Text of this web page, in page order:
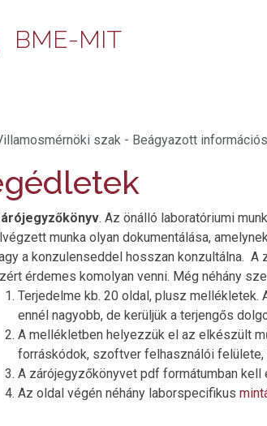
BME-MIT
szak - Beágyazott
. Az önálló laboratóriumi
munka olyan dokumentálása,
a konzulenseddel hosszan konzultálna.
érdemes komolyan venni. Még néhány
Terjedelme kb. 20 oldal, plusz mellékletek.
ennél nagyobb, de kerüljük a terjengős
A mellékletben helyezzük el az elkészült
forráskódok, szoftver felhasználói felülete,
A zárójegyzőkönyvet pdf formátumban
Az oldal végén néhány laborspecifikus